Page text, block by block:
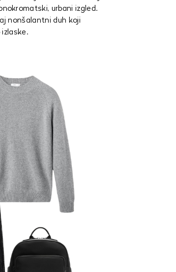
urbani izgled.
nonšalantni duh koji
izlaske.